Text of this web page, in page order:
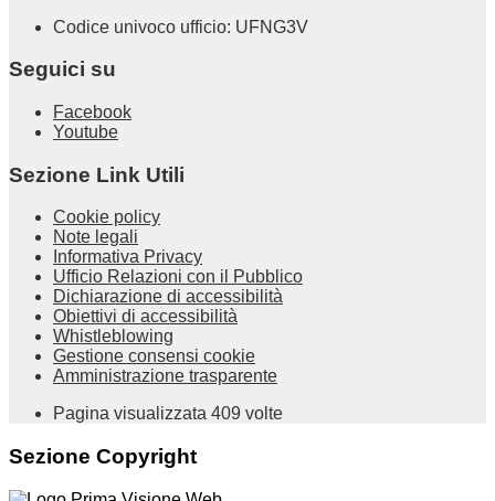
Codice univoco ufficio: UFNG3V
Seguici su
Facebook
Youtube
Sezione Link Utili
Cookie policy
Note legali
Informativa Privacy
Ufficio Relazioni con il Pubblico
Dichiarazione di accessibilità
Obiettivi di accessibilità
Whistleblowing
Gestione consensi cookie
Amministrazione trasparente
Pagina visualizzata 409 volte
Sezione Copyright